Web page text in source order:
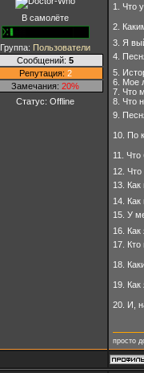
В самолёте
Группа: Пользователи
Сообщений: 5
Репутация: 2
Замечания: 20%
Статус: Offline
1. Что
2.
3. Я
4.
5.
6. Мое
7. Что
8. Что
9.
10. По
11.
12.
13.
14.
15. У
16.
17.
18.
19.
20. И,
просто